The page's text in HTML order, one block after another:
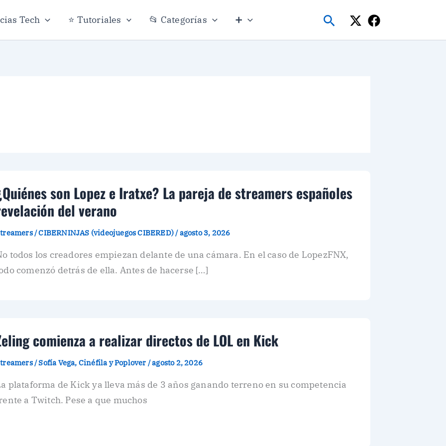
Tech ⭐ Tutoriales 📂 Categorías ➕ Buscar
son Lopez e Iratxe? La pareja de streamers españoles
del verano
/CIBERNINJAS (videojuegos CIBERED) /agosto 3, 2026
todos los creadores empiezan delante de una cámara. En el caso de LopezFNX,
comenzó detrás de ella. Antes de hacerse […]
comienza a realizar directos de LOL en Kick
/Sofía Vega, Cinéfila y Poplover /agosto 2, 2026
plataforma de Kick ya lleva más de 3 años ganando terreno en su competencia
a Twitch. Pese a que muchos